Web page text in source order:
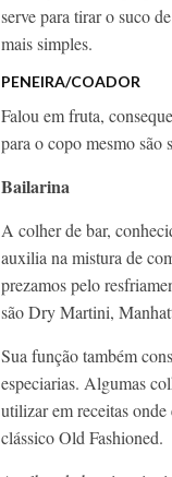
serve para tirar o suco
mais simples.
PENEIRA/COADOR
Falou em fruta,
para o copo mesmo são
Bailarina
A colher de bar,
auxilia na mistura de
prezamos pelo
são Dry Martini,
Sua função também
especiarias. Algumas
utilizar em receitas
clássico Old Fashioned.